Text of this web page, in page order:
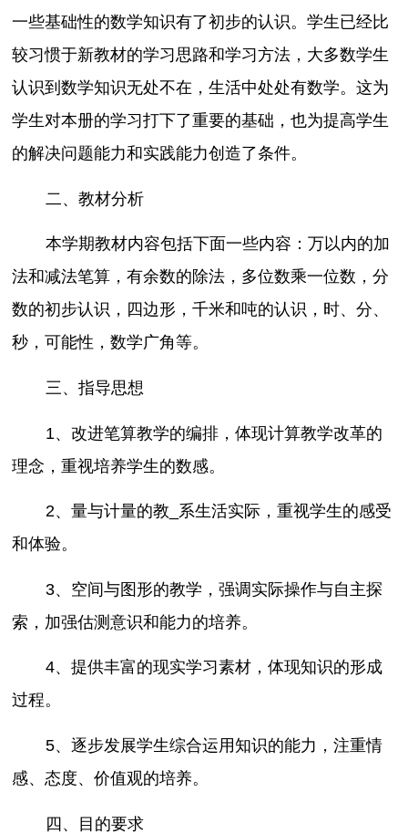
一些基础性的数学知识有了初步的认识。学生已经比
较习惯于新教材的学习思路和学习方法，大多数学生
认识到数学知识无处不在，生活中处处有数学。这为
学生对本册的学习打下了重要的基础，也为提高学生
的解决问题能力和实践能力创造了条件。
二、教材分析
本学期教材内容包括下面一些内容：万以内的加
法和减法笔算，有余数的除法，多位数乘一位数，分
数的初步认识，四边形，千米和吨的认识，时、分、
秒，可能性，数学广角等。
三、指导思想
1、改进笔算教学的编排，体现计算教学改革的
理念，重视培养学生的数感。
2、量与计量的教_系生活实际，重视学生的感受
和体验。
3、空间与图形的教学，强调实际操作与自主探
索，加强估测意识和能力的培养。
4、提供丰富的现实学习素材，体现知识的形成
过程。
5、逐步发展学生综合运用知识的能力，注重情
感、态度、价值观的培养。
四、目的要求